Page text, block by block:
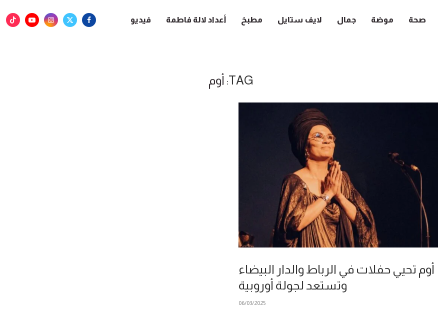
صحة موضة جمال لايف ستايل مطبخ أعداد لالة فاطمة فيديو
TAG: أوم
أوم تحيي حفلات في الرباط والدار البيضاء
وتستعد لجولة أوروبية
06/03/2025